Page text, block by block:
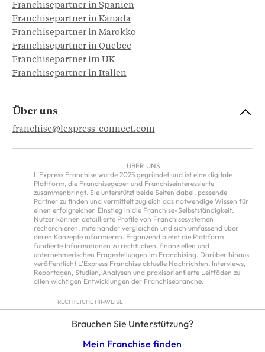
Brauchen Sie Unterstützung?
Mein Franchise finden
Franchisepartner in Spanien
Franchisepartner in Kanada
Franchisepartner in Marokko
Franchisepartner in Quebec
Franchisepartner im UK
Franchisepartner in Italien
Über uns
franchise@lexpress-connect.com
ÜBER UNS
L’Express Franchise wurde 2025 gegründet und ist eine digitale
Plattform, die Franchisegeber und Franchiseinteressierte
zusammenbringt. Sie unterstützt beide Seiten dabei, passende
Partner zu finden und vermittelt zugleich das notwendige Wissen für
einen erfolgreichen Einstieg in die Franchise-Selbstständigkeit.
Nutzer können detaillierte Profile von Franchisesystemen
recherchieren, miteinander vergleichen und sich umfassend über
deren Konzepte informieren. Ergänzend bietet die Plattform
fundierte Informationen zu rechtlichen, finanziellen und
unternehmerischen Fragestellungen im Franchising. Darüber hinaus
veröffentlicht L’Express Franchise aktuelle Nachrichten, Interviews,
Reportagen, Studien, Analysen und praxisorientierte Leitfäden zu
allen wichtigen Entwicklungen der Franchisebranche.
RECHTLICHE HINWEISE
ALLGEMEINE NUTZUNGSBEDINGUNGEN FÜR DEN SERVICE VON
FRANCHISOR TERMS – EUROPE